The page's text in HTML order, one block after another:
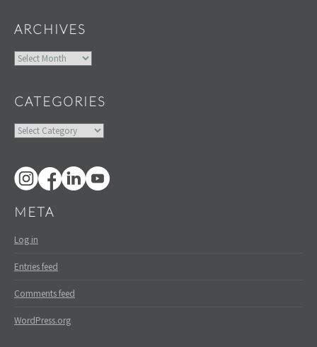
ARCHIVES
Archives
CATEGORIES
Categories
META
Log in
Entries feed
Comments feed
WordPress.org